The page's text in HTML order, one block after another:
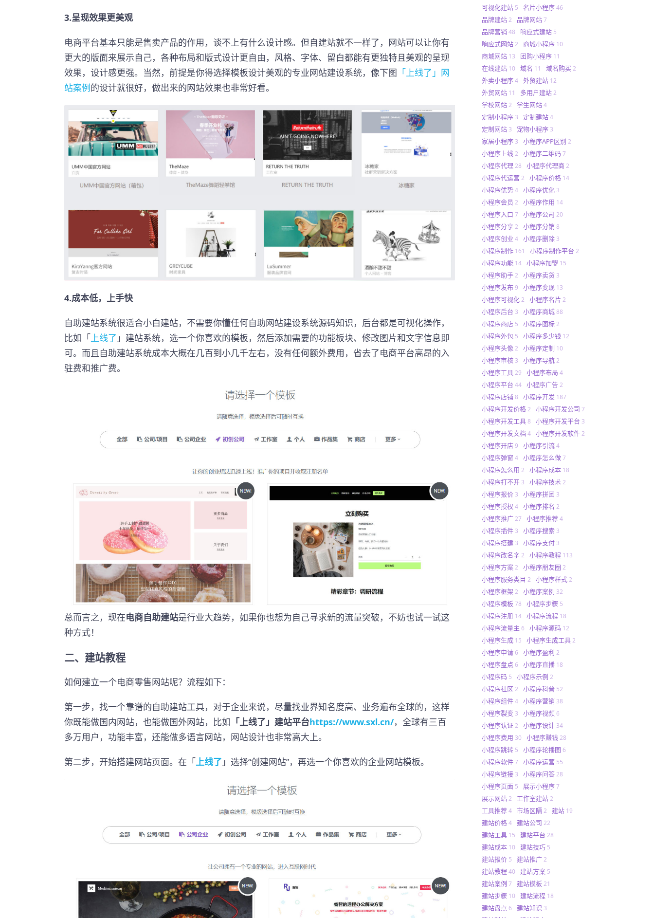
3.呈现效果更美观
电商平台基本只能是售卖产品的作用，谈不上有什么设计感。但自建站就不一样了，网站可以让你有
更大的版面来展示自己，各种布局和版式设计更自由，风格、字体、留白都能有更独特且美观的呈现
效果，设计感更强。当然，前提是你得选择模板设计美观的专业网站建设系统，像下图 「上线了」网
站案例的设计就很好，做出来的网站效果也非常好看。
4.成本低，上手快
自助建站系统很适合小白建站，不需要你懂任何自助网站建设系统源码知识，后台都是可视化操作，
比如「 上线了 」建站系统，选一个你喜欢的模板，然后添加需要的功能板块、修改图片和文字信息即
可。而且自助建站系统成本大概在几百到小几千左右，没有任何额外费用，省去了电商平台高昂的入
驻费和推广费。
总而言之，现在电商自助建站是行业大趋势，如果你也想为自己寻求新的流量突破，不妨也试一试这
种方式！
二、建站教程
如何建立一个电商零售网站呢？流程如下：
第一步，找一个靠谱的自助建站工具，对于企业来说，尽量找业界知名度高、业务遍布全球的，这样
你既能做国内网站，也能做国外网站，比如 「上线了」建站平台https://www.sxl.cn/，全球有三百
多万用户，功能丰富，还能做多语言网站，网站设计也非常高大上。
第二步，开始搭建网站页面。在「上线了 」选择“创建网站”，再选一个你喜欢的企业网站模板。
可视化建站 5 名片小程序 46
品牌建站 2 品牌网站 7
品牌营销 48 响应式建站 5
响应式网站 2 商城小程序 10
商城网站 13 团购小程序 11
在线建站 10 域名 11 域名购买 2
外卖小程序 4 外贸建站 12
外贸网站 11 多用户建站 2
学校网站 2 学生网站 4
定制小程序 3 定制建站 4
定制网站 3 宠物小程序 3
家居小程序 3 小程序APP区别 2
小程序上线 2 小程序二维码 7
小程序代理 28 小程序代理商 2
小程序代运营 2 小程序价格 14
小程序优势 4 小程序优化 3
小程序会员 2 小程序作用 14
小程序入口 7 小程序公司 20
小程序分享 2 小程序分销 8
小程序创业 4 小程序删除 3
小程序制作 161 小程序制作平台 2
小程序功能 14 小程序加盟 15
小程序助手 2 小程序卖货 3
小程序发布 9 小程序变现 13
小程序可视化 2 小程序名片 2
小程序后台 3 小程序商城 88
小程序商店 5 小程序图标 2
小程序外包 5 小程序多少钱 12
小程序头像 2 小程序定制 10
小程序审核 3 小程序导航 2
小程序工具 29 小程序布局 4
小程序平台 44 小程序广告 2
小程序店铺 8 小程序开发 187
小程序开发价格 2 小程序开发公司 7
小程序开发工具 8 小程序开发平台 3
小程序开发文档 4 小程序开发软件 2
小程序开店 9 小程序引流 4
小程序弹窗 4 小程序怎么做 7
小程序怎么用 2 小程序成本 18
小程序打不开 3 小程序技术 2
小程序报价 3 小程序拼团 3
小程序授权 4 小程序排名 2
小程序推广 27 小程序推荐 4
小程序插件 3 小程序搜索 3
小程序搭建 3 小程序支付 3
小程序改名字 2 小程序教程 113
小程序方案 2 小程序朋友圈 2
小程序服务类目 2 小程序样式 2
小程序框架 2 小程序案例 32
小程序模板 78 小程序步骤 5
小程序注册 14 小程序流程 18
小程序流量主 6 小程序源码 12
小程序生成 15 小程序生成工具 2
小程序申请 6 小程序盈利 2
小程序盘点 6 小程序直播 18
小程序码 5 小程序示例 2
小程序社区 2 小程序科普 52
小程序组件 4 小程序营销 38
小程序裂变 3 小程序视频 6
小程序认证 2 小程序设计 34
小程序费用 30 小程序赚钱 28
小程序跳转 5 小程序轮播图 6
小程序软件 7 小程序运营 55
小程序链接 3 小程序问答 28
小程序页面 5 展示小程序 7
展示网站 2 工作室建站 2
工具推荐 4 市场区隔 2 建站 19
建站价格 4 建站公司 22
建站工具 15 建站平台 28
建站成本 10 建站技巧 5
建站报价 5 建站推广 2
建站教程 40 建站方案 5
建站案例 7 建站模板 21
建站步骤 10 建站流程 18
建站盘点 6 建站知识 3